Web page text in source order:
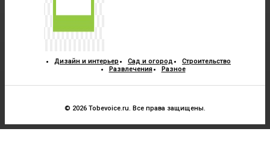
Дизайн и интерьер Сад и огород
Строительство
Развлечения
Разное
© 2026 Tobevoice.ru. Все права защищены.